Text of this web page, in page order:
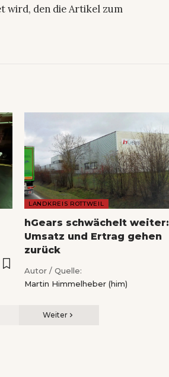
wird, den die Artikel zum
LANDKREIS ROTTWEIL
hGears schwächelt weiter:
Umsatz und Ertrag gehen
zurück
Autor / Quelle:
Martin Himmelheber (him)
Weiter